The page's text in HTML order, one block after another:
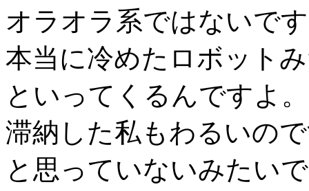
オラオラ系ではないで
本当に冷めたロボット
といってくるんですよ。
滞納した私もわるいの
と思っていないみたい